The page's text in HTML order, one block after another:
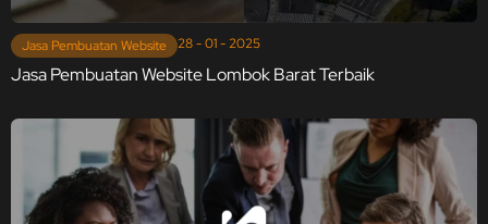
Jasa Pembuatan Website 28 - 01 - 2025
Jasa Pembuatan Website Lombok Barat Terbaik